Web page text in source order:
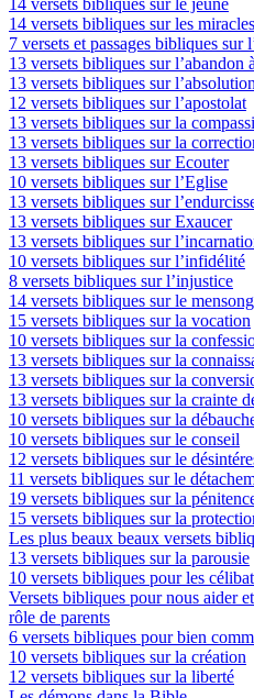
14 versets bibliques sur les miracles
7 versets et passages bibliques sur
13 versets bibliques sur l’abandon
13 versets bibliques sur l’absolution
12 versets bibliques sur l’apostolat
13 versets bibliques sur la
13 versets bibliques sur la
13 versets bibliques sur Ecouter
10 versets bibliques sur l’Eglise
13 versets bibliques sur
13 versets bibliques sur Exaucer
13 versets bibliques sur
10 versets bibliques sur l’infidélité
8 versets bibliques sur l’injustice
14 versets bibliques sur le
15 versets bibliques sur la vocation
10 versets bibliques sur la
13 versets bibliques sur la
13 versets bibliques sur la
13 versets bibliques sur la crainte
10 versets bibliques sur la
10 versets bibliques sur le conseil
12 versets bibliques sur le
11 versets bibliques sur le
19 versets bibliques sur la
15 versets bibliques sur la
Les plus beaux beaux versets
13 versets bibliques sur la parousie
10 versets bibliques pour les
Versets bibliques pour nous aider
rôle de parents
6 versets bibliques pour bien
10 versets bibliques sur la création
12 versets bibliques sur la liberté